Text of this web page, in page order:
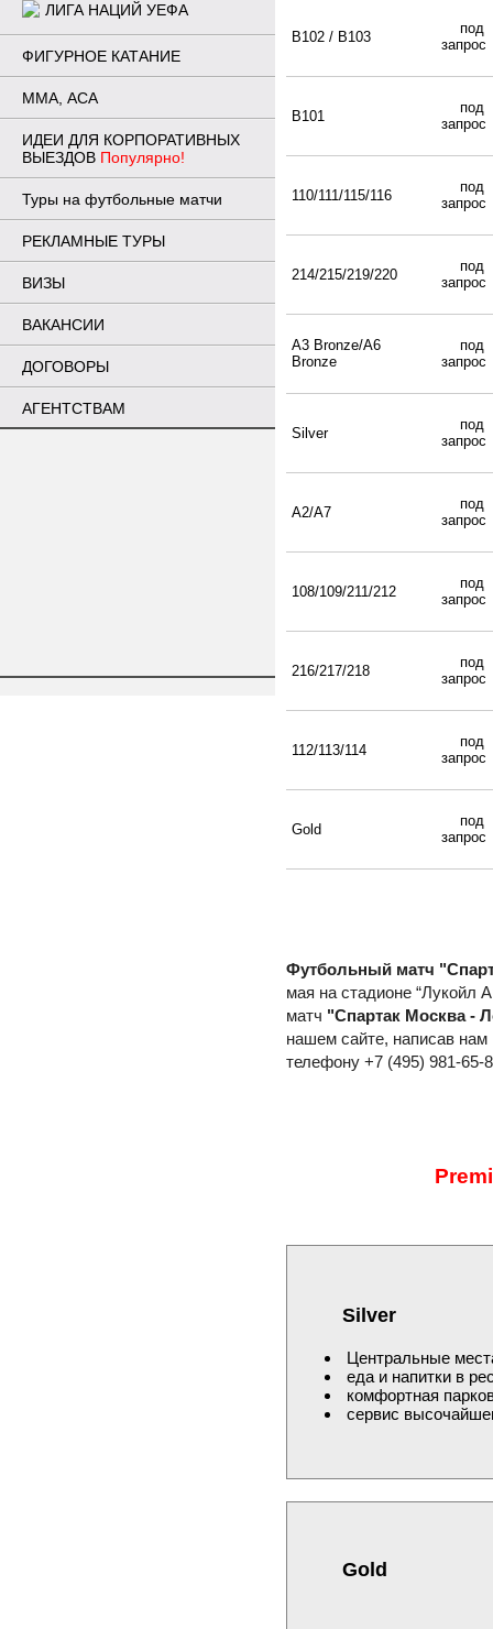
B102 / B103
под
B101
под
110/111/115/116
под
214/215/219/220
под
A3 Bronze/A6
Bronze
под
Silver
под
A2/A7
под
108/109/211/212
под
216/217/218
под
112/113/114
под
Gold
под
Футбольный матч
мая на стадионе “Лукойл
матч "Спартак Москва -
нашем сайте, написав
телефону +7 (495) 981-65-
Silver
Центральные
еда и напитки в
комфортная
сервис
Gold
ЛИГА НАЦИЙ УЕФА
ФИГУРНОЕ КАТАНИЕ
ММА, ACA
ИДЕИ ДЛЯ КОРПОРАТИВНЫХ
ВЫЕЗДОВ Популярно!
Туры на футбольные матчи
РЕКЛАМНЫЕ ТУРЫ
ВИЗЫ
ВАКАНСИИ
ДОГОВОРЫ
АГЕНТСТВАМ